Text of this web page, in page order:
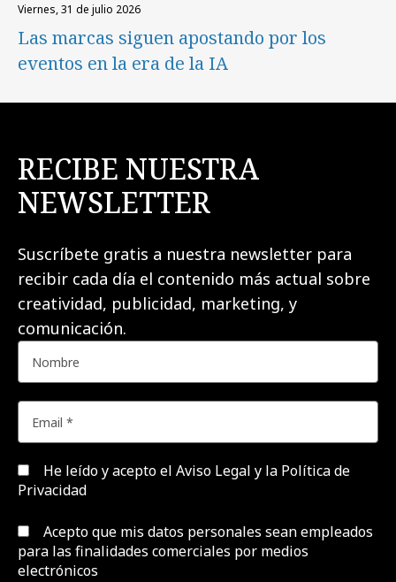
viernes, 31 de julio 2026
Las marcas siguen apostando por los
eventos en la era de la IA
RECIBE NUESTRA
NEWSLETTER
Suscríbete gratis a nuestra newsletter para
recibir cada día el contenido más actual sobre
creatividad, publicidad, marketing, y
comunicación.
He leído y acepto el Aviso Legal y la Política de
Privacidad
Acepto que mis datos personales sean empleados
para las finalidades comerciales por medios
electrónicos